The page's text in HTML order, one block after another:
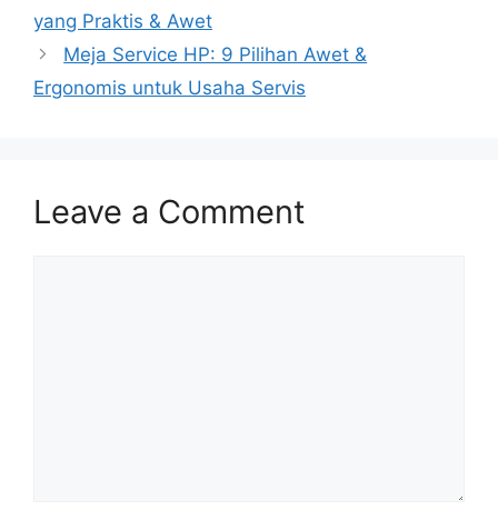
yang Praktis & Awet
Meja Service HP: 9 Pilihan Awet &
Ergonomis untuk Usaha Servis
Leave a Comment